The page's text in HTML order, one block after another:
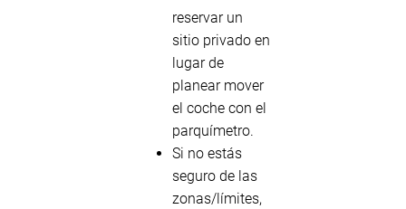
reservar un
sitio privado en
lugar de
planear mover
el coche con el
parquímetro.
Si no estás
seguro de las
zonas/límites,